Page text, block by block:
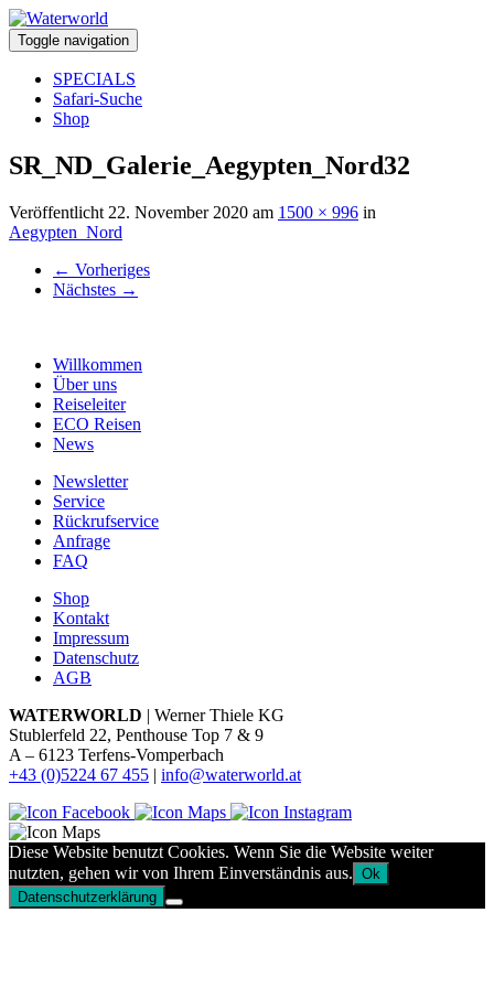
Toggle navigation
SPECIALS
Safari-Suche
Shop
SR_ND_Galerie_Aegypten_Nord32
Veröffentlicht 22. November 2020 am 1500 × 996 in
Aegypten_Nord
← Vorheriges
Nächstes →
Willkommen
Über uns
Reiseleiter
ECO Reisen
News
Newsletter
Service
Rückrufservice
Anfrage
FAQ
Shop
Kontakt
Impressum
Datenschutz
AGB
WATERWORLD | Werner Thiele KG
Stublerfeld 22, Penthouse Top 7 & 9
A – 6123 Terfens-Vomperbach
+43 (0)5224 67 455 | info@waterworld.at
Diese Website benutzt Cookies. Wenn Sie die Website weiter
nutzten, gehen wir von Ihrem Einverständnis aus. Ok
Datenschutzerklärung